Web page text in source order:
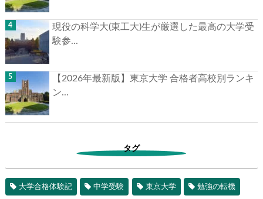
現役の科学大(東工大)生が厳選した最高の大学受
験参...
【2026年最新版】東京大学 合格者高校別ランキ
ン...
タグ
大学合格体験記 中学受験 東京大学 勉強の転機